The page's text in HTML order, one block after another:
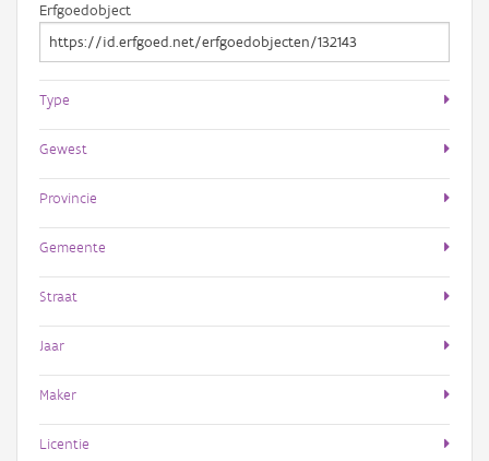
Erfgoedobject
Type
Gewest
Provincie
Gemeente
Straat
Jaar
Maker
Licentie